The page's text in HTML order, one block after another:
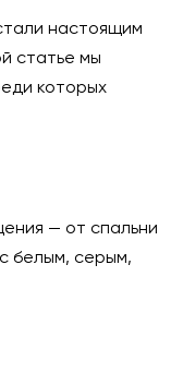
настоящим
статье мы
которых
— от спальни
белым, серым,